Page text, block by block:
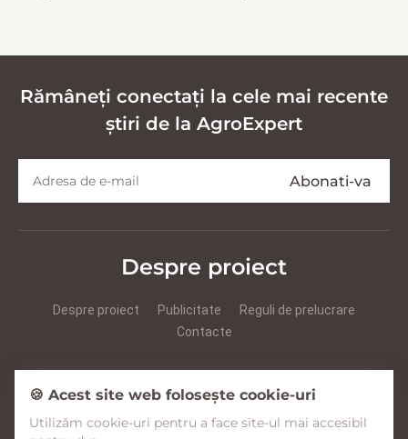
Rămâneți conectați la cele mai recente
știri de la AgroExpert
Despre proiect
Despre proiect Publicitate
Reguli de prelucrare
Contacte
Facebook YouTube Instagram
🍪 Acest site web folosește cookie-uri
Utilizăm cookie-uri pentru a face site-ul mai accesibil